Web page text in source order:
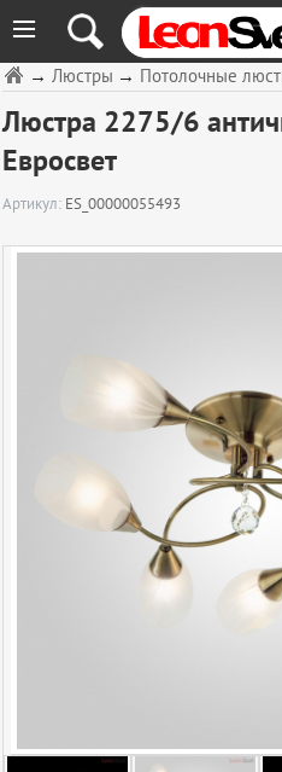
≡
→ Потолочные
→Люстры
Люстра 2275/6
Евросвет
Артикул: ES_00000055493